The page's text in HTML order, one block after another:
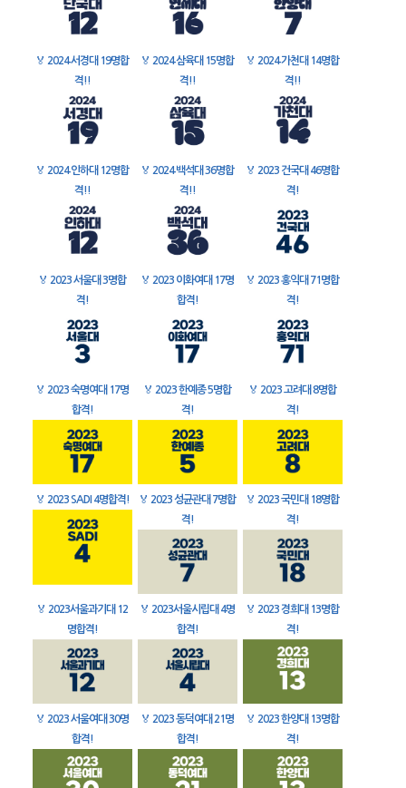
🏅 2024 서경대 19명합
격!!
🏅 2024 삼육대 15명합
격!!
🏅 2024 가천대 14명합
격!!
🏅 2024 인하대 12명합
격!!
🏅 2024 백석대 36명합
격!!
🏅 2023 건국대 46명합
격!
🏅 2023 서울대 3명합
격!
🏅 2023 이화여대 17명
합격!
🏅 2023 홍익대 71명합
격!
🏅 2023 숙명여대 17명
합격!
🏅 2023 한예종 5명합
격!
🏅 2023 고려대 8명합
격!
🏅 2023 SADI 4명합격! 🏅 2023 성균관대 7명합
격!
🏅 2023 국민대 18명합
격!
🏅 2023서울과기대 12
명합격!
🏅 2023서울시립대 4명
합격!
🏅 2023 경희대 13명합
격!
🏅 2023 서울여대 30명
합격!
🏅 2023 동덕여대 21명
합격!
🏅 2023 한양대 13명합
격!